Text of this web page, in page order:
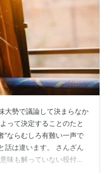
大勢で議論して決まらなか
って決定することのたと
”ならむしろ有難い一声で
話は違います。 さんざん
味も解っていない役付き